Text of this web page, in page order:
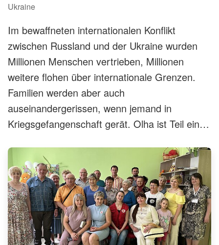
Ukraine
Im bewaffneten internationalen Konflikt
zwischen Russland und der Ukraine wurden
Millionen Menschen vertrieben, Millionen
weitere flohen über internationale Grenzen.
Familien werden aber auch
auseinandergerissen, wenn jemand in
Kriegsgefangenschaft gerät. Olha ist Teil eines
die durch den bewaffneten Konflikt getrennt
wurden: Der Suchdienst versucht, das
Schicksal vermisster Menschen zu klären, und
wenn möglich den Kontakt wieder herzustellen.